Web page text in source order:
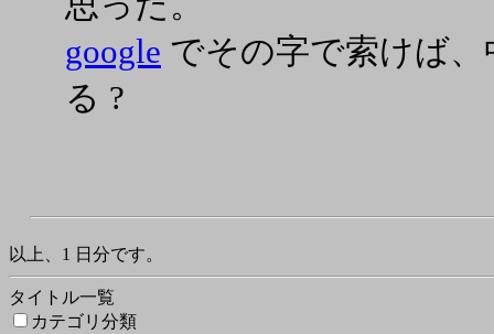
google でその字で索けば
る ?
以上、1 日分です。
タイトル一覧
カテゴリ分類